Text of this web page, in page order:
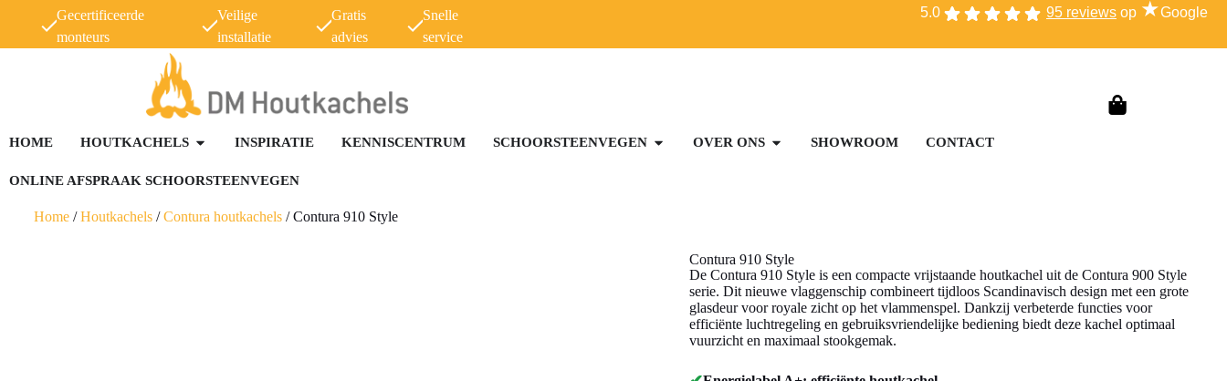
Gecertificeerde
monteurs
Veilige
installatie
Gratis
advies
Snelle
service
5.0 95 reviews op ★Google
HOME HOUTKACHELS INSPIRATIE KENNISCENTRUM SCHOORSTEENVEGEN OVER ONS SHOWROOM CONTACT
ONLINE AFSPRAAK SCHOORSTEENVEGEN
Home /Houtkachels /Contura houtkachels /Contura 910 Style
Contura 910 Style
De Contura 910 Style is een compacte vrijstaande houtkachel uit de Contura 900 Style
serie. Dit nieuwe vlaggenschip combineert tijdloos Scandinavisch design met een grote
glasdeur voor royale zicht op het vlammenspel. Dankzij verbeterde functies voor
efficiënte luchtregeling en gebruiksvriendelijke bediening biedt deze kachel optimaal
vuurzicht en maximaal stookgemak.